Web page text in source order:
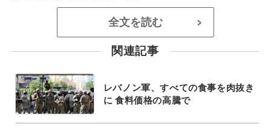
全文を読む >
関連記事
レバノン軍、すべての食事を肉抜き
に 食料価格の高騰で